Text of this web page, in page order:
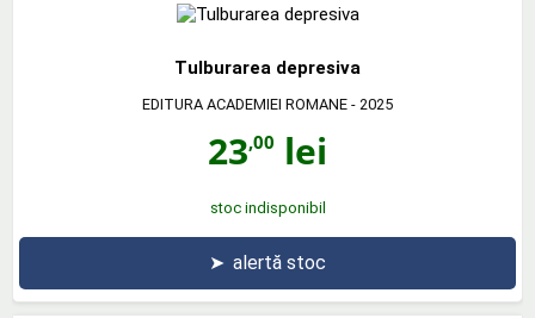
Tulburarea depresiva
EDITURA ACADEMIEI ROMANE - 2025
23,00 lei
stoc indisponibil
➤ alertă stoc